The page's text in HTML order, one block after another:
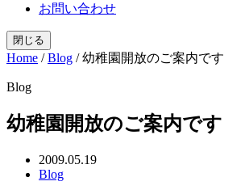
お問い合わせ
閉じる
Home /Blog /幼稚園開放のご案内です
Blog
幼稚園開放のご案内です
2009.05.19
Blog